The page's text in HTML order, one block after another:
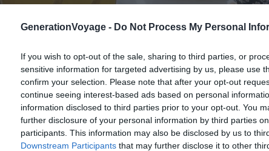
GenerationVoyage - Do Not Process My Personal
If you wish to opt-out of the sale, sharing to third parties, or
sensitive information for targeted advertising by us, please use
confirm your selection. Please note that after your opt-out
continue seeing interest-based ads based on personal
information disclosed to third parties prior to your opt-out. You
further disclosure of your personal information by third parties
participants. This information may also be disclosed by us to
Downstream Participants that may further disclose it to other
Crédit